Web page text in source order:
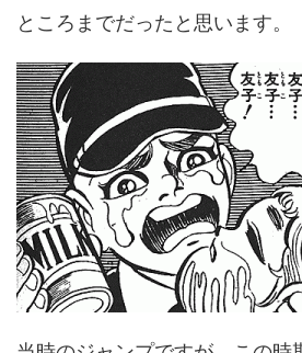
ところまでだったと思います。